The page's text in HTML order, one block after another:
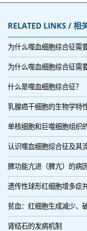
RELATED LINKS / 相
为什么噬血细胞综合征需
为什么噬血细胞综合征需
什么是噬血细胞综合征？
乳腺癌干细胞的生物学特
单核细胞和巨噬细胞组织
认识噬血细胞综合征及其
脾功能亢进（脾亢）的病
遗传性球形红细胞增多症
贫血：红细胞生成减少、
肾结石的发病机制